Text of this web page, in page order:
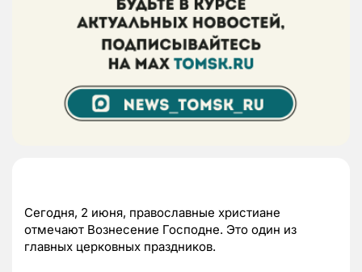
Сегодня, 2 июня, православные христиане
отмечают Вознесение Господне. Это один из
главных церковных праздников.